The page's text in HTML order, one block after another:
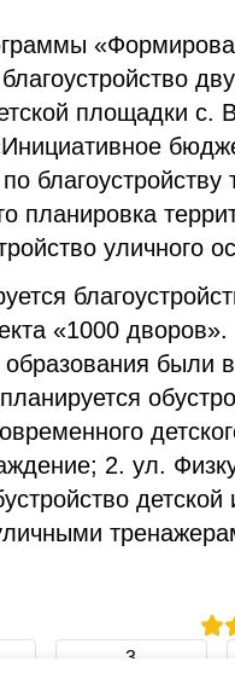
площадки с.
уличного
«1000
образования
2. ул.
детской
3